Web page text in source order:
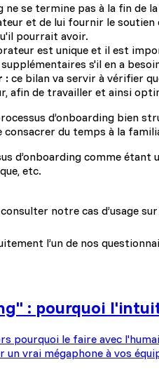
ne se termine pas à la fin de
et de lui fournir le
pourrait avoir.
est unique et il est
s'il en a
: ce bilan va servir à vérifier
afin de travailler et ainsi
d’onboarding bien
du temps à la
d’onboarding comme
etc.
notre cas d’usage
l’un de nos
: pourquoi
pourquoi le faire avec
vrai mégaphone à vos